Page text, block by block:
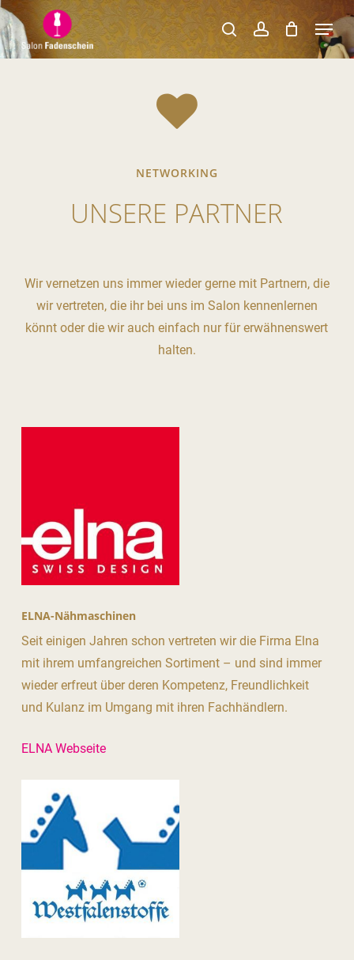
Skip
to
main
searchaccount
Menu
NETWORKING
UNSERE PARTNER
Wir vernetzen uns immer wieder gerne mit Partnern, die
wir vertreten, die ihr bei uns im Salon kennenlernen
könnt oder die wir auch einfach nur für erwähnenswert
halten.
ELNA-Nähmaschinen
Seit einigen Jahren schon vertreten wir die Firma Elna
mit ihrem umfangreichen Sortiment – und sind immer
wieder erfreut über deren Kompetenz, Freundlichkeit
und Kulanz im Umgang mit ihren Fachhändlern.
ELNA Webseite
Close